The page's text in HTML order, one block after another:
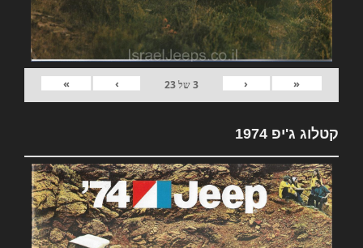
«
‹
3של23
›
»
קטלוג ג'יפ 1974